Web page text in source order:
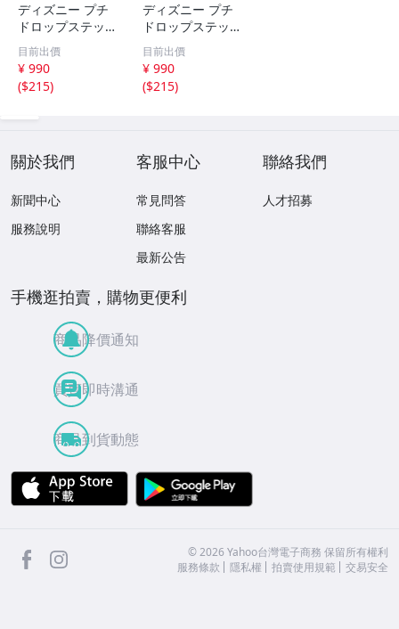
ディズニー プチ
ドロップステッカ
ー スイーツ カ
ップケーキ
目前出價
¥ 990
($215)
ディズニー プチ
ドロップステッカ
ー スイーツ カ
ップケーキ
目前出價
¥ 990
($215)
關於我們
新聞中心
服務說明
客服中心
常見問答
聯絡客服
最新公告
聯絡我們
人才招募
手機逛拍賣，購物更便利
商品降價通知
買賣即時溝通
商品到貨動態
APP Store
facebook ©2026 Yahoo台灣電子商務 保留所有權利
服務條款
隱私權 拍賣使用規範 交易安全